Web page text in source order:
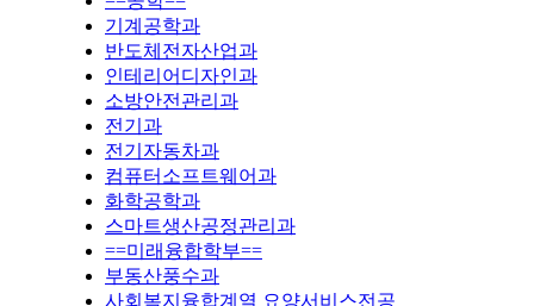
기계공학과
반도체전자산업과
인테리어디자인과
소방안전관리과
전기과
전기자동차과
컴퓨터소프트웨어과
화학공학과
스마트생산공정관리과
==미래융합학부==
부동산풍수과
사회복지융합계열 요양서비스전공